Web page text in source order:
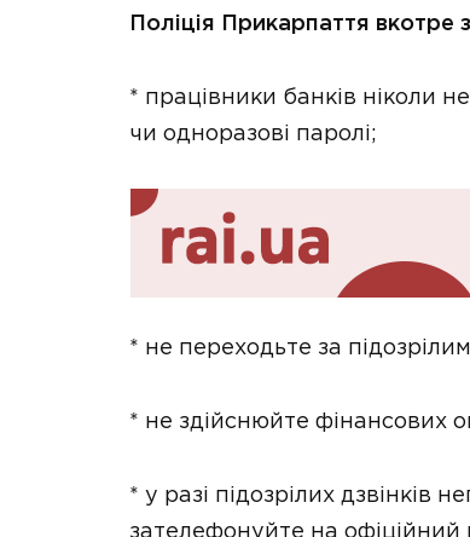
Поліція Прикарпаття вкотре
* працівники банків ніколи
чи одноразові паролі;
* не переходьте за
* не здійснюйте фінансових
* у разі підозрілих дзвінків
зателефонуйте на офіційний